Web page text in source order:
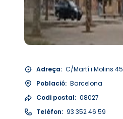
Adreça: C/Martí i Molins 45
Població: Barcelona
Codi postal: 08027
Telèfon: 93 352 46 59